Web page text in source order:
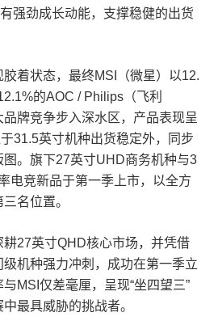
强劲成长动能，支撑稳健的出货
着状态，最终MSI（微星）以12.
的AOC / Philips（飞利
牌竞争步入深水区，产品表现呈
31.5英寸机种出货稳定外，同步
。旗下27英寸UHD商务机种与3
电竞新品于第一季上市，以全方
名位置。
27英寸QHD核心市场，并凭借
机种强力冲刺，成功在第一季立
MSI仅差毫厘，呈现“坐四望三”
最具威胁的挑战者。